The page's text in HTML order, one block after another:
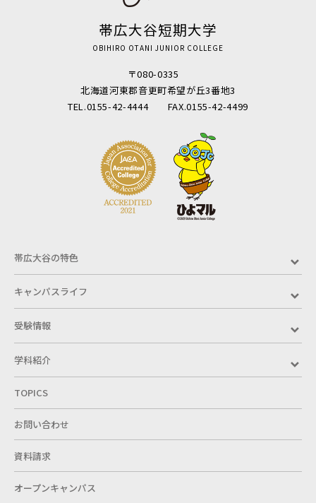
帯広大谷短期大学
OBIHIRO OTANI JUNIOR COLLEGE
〒080-0335
北海道河東郡音更町希望が丘3番地3
TEL.0155-42-4444 FAX.0155-42-4499
帯広大谷の特色
キャンパスライフ
受験情報
学科紹介
TOPICS
お問い合わせ
資料請求
オープンキャンパス